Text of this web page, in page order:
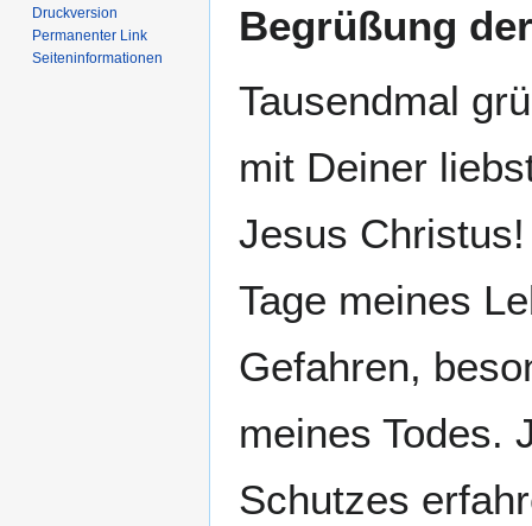
Begrüßung
Tausendmal
mit Deiner
Jesus
Tage meines
Gefahren,
meines Todes.
Schutzes
Druckversion
Permanenter Link
Seiten­­informationen